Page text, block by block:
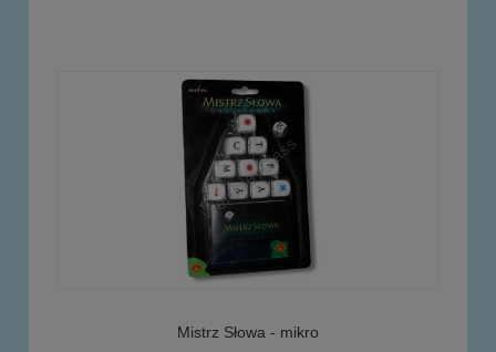
Mistrz Słowa - mikro